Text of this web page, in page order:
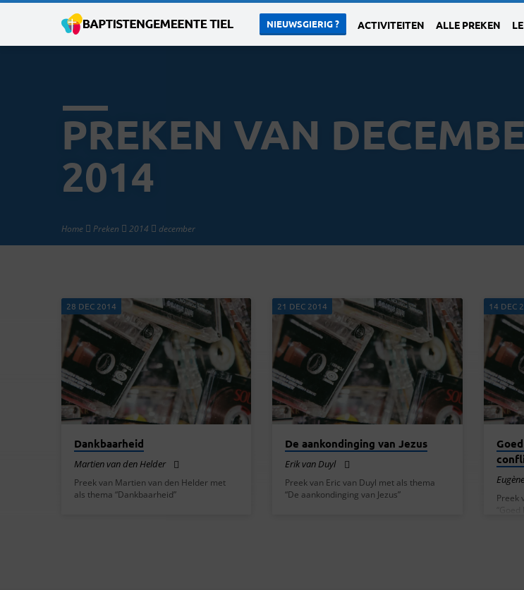
NIEUWSGIERIG ? ACTIVITEITEN ALLE PREKEN
PREKEN VAN
2014
Home Preken 2014 december
PREKEN
VAN
DECEMBER
2014
28 DEC 2014
Dankbaarheid
Martien van den Helder
Preek van Martien van den Helder met
als thema “Dankbaarheid”
21 DEC 2014
De aankondinging van Jezus
Erik van Duyl
Preek van Eric van Duyl met als thema
“De aankondinging van Jezus”
14 DEC
Preek